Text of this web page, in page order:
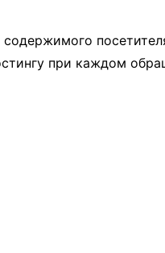
содержимого
при каждом